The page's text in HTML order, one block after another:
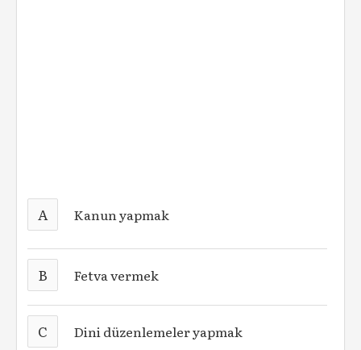
A Kanun yapmak
B Fetva vermek
C Dini düzenlemeler yapmak